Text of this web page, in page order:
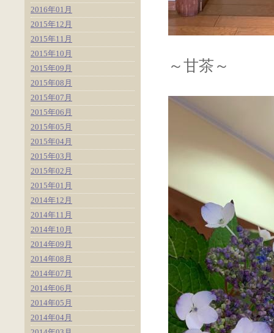
～甘茶～
2016年01月
2015年12月
2015年11月
2015年10月
2015年09月
2015年08月
2015年07月
2015年06月
2015年05月
2015年04月
2015年03月
2015年02月
2015年01月
2014年12月
2014年11月
2014年10月
2014年09月
2014年08月
2014年07月
2014年06月
2014年05月
2014年04月